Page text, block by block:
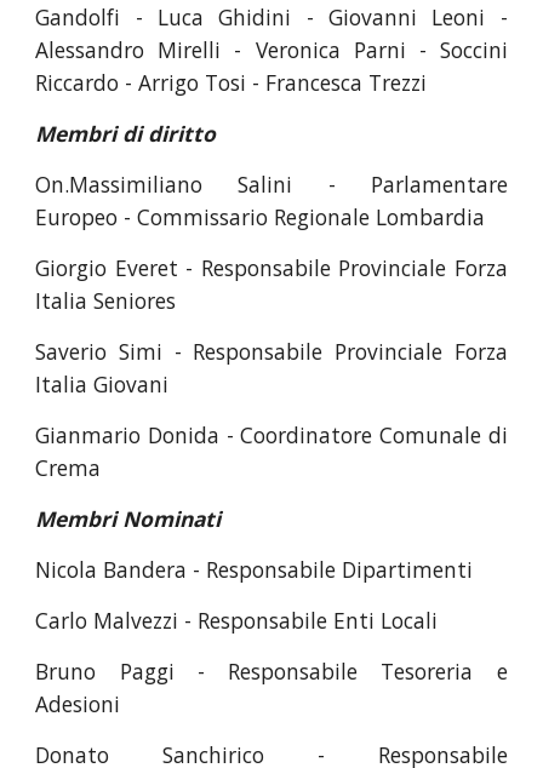
Gandolfi - Luca Ghidini - Giovanni Leoni -
Alessandro Mirelli - Veronica Parni - Soccini
Riccardo - Arrigo Tosi - Francesca Trezzi
Membri di diritto
On.Massimiliano Salini - Parlamentare
Europeo - Commissario Regionale Lombardia
Giorgio Everet - Responsabile Provinciale Forza
Italia Seniores
Saverio Simi - Responsabile Provinciale Forza
Italia Giovani
Gianmario Donida - Coordinatore Comunale di
Crema
Membri Nominati
Nicola Bandera - Responsabile Dipartimenti
Carlo Malvezzi - Responsabile Enti Locali
Bruno Paggi - Responsabile Tesoreria e
Adesioni
Donato Sanchirico - Responsabile